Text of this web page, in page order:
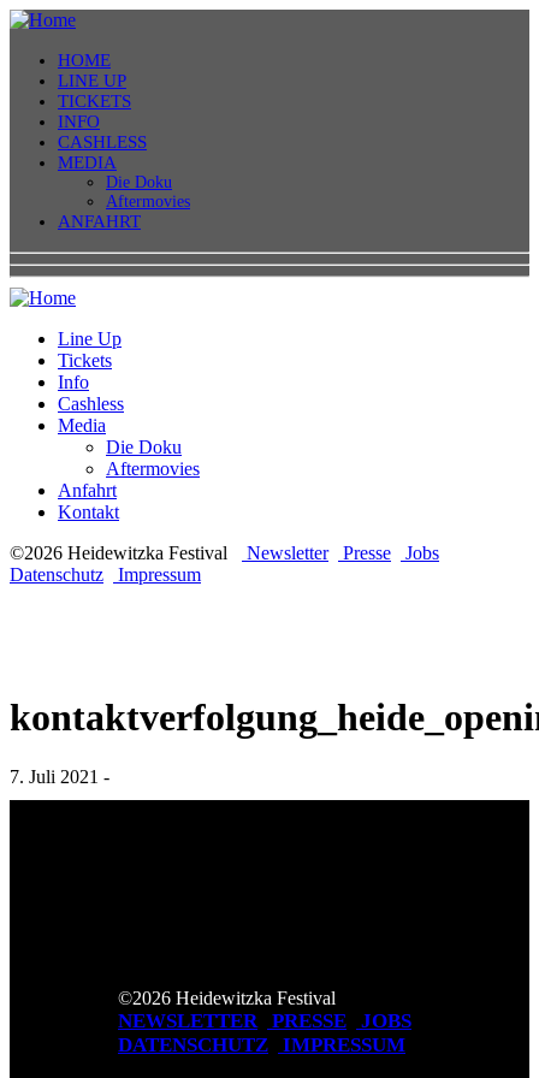
HOME
LINE UP
TICKETS
INFO
CASHLESS
MEDIA
Die Doku
Aftermovies
ANFAHRT
Line Up
Tickets
Info
Cashless
Media
Die Doku
Aftermovies
Anfahrt
Kontakt
©2026 Heidewitzka Festival
Newsletter Presse
Jobs
Datenschutz
Impressum
7. Juli 2021 -
©2026 Heidewitzka Festival
NEWSLETTER PRESSE
JOBS
DATENSCHUTZ
IMPRESSUM